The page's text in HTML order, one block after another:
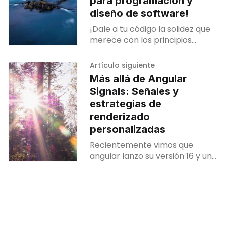
diseño de software!
¡Dale a tu código la solidez que
merece con los principios
principios pueden ayudarte a
crear software fácil de
mantener, fácil de escalar y
resistente a los cambios.
¡Mejora tu eficiencia como
programador y lleva tus
habilidades al siguiente nivel!
Artículo siguiente
Más allá de Angular
Signals: Señales y
estrategias de
renderizado
personalizadas
Recientemente vimos que
angular lanzo su versión 16 y uno